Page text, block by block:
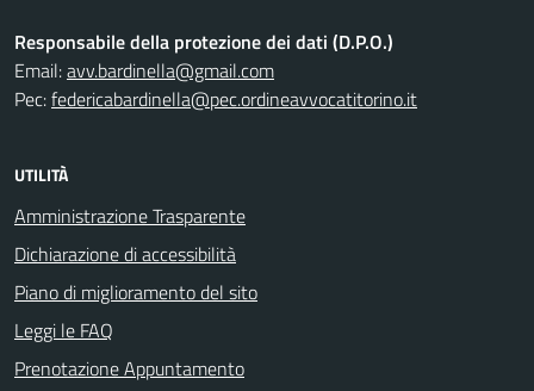
Responsabile della protezione dei dati (D.P.O.)
Email:avv.bardinella@gmail.com
Pec:federicabardinella@pec.ordineavvocatitorino.it
UTILITÀ
Amministrazione Trasparente
Dichiarazione di accessibilità
Piano di miglioramento del sito
Leggi le FAQ
Prenotazione Appuntamento